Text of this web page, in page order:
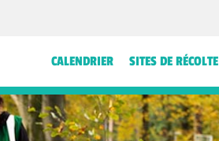
CALENDRIER SITES DE RÉCOLTE